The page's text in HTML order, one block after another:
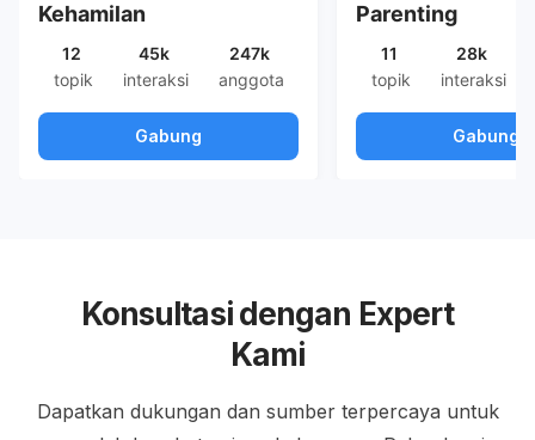
Kehamilan
12
topik
45k
interaksi
247k
anggota
Gabung
Parenting
11
topik
28k
interaksi
Gabung
Konsultasi dengan Expert
Kami
Dapatkan dukungan dan sumber terpercaya untuk